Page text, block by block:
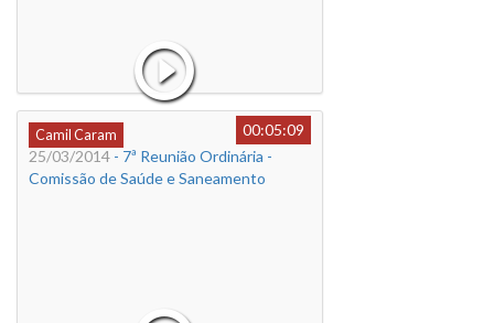
Camil Caram
00:05:09
25/03/2014 - 7ª Reunião Ordinária -
Comissão de Saúde e Saneamento